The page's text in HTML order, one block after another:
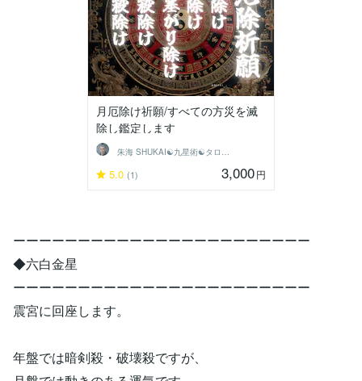
月厄除け祈願/すべての方災を滅
除し鑑定します
朱海 SHUKAI☯九星術☯タロット和尚
5.0 (1) 3,000円
ーーーーーーーーーーーーーーーーーーーーーーー
◆六白金星
ーーーーーーーーーーーーーーーーーーーーーーー
震宮に回座します。
年盤では暗剣殺・破壊殺ですが、